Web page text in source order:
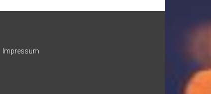
Impressum